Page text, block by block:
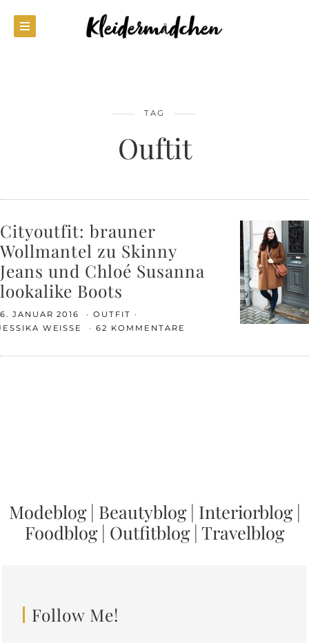
TAG
Ouftit
Cityoutfit: brauner
Wollmantel zu Skinny
Jeans und Chloé Susanna
lookalike Boots
6. JANUAR 2016
OUTFIT
WEISSE
62 KOMMENTARE
Modeblog| Beautyblog| Interiorblog|
Foodblog| Outfitblog| Travelblog
Follow Me!